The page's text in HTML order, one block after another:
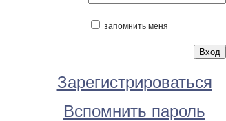
запомнить меня
Зарегистрироваться
Вспомнить пароль